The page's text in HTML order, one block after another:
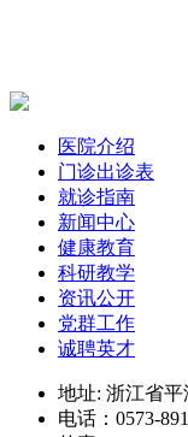
医院介绍
门诊出诊表
就诊指南
新闻中心
健康教育
科研教学
资讯公开
党群工作
诚聘英才
地址: 浙江省
电话：0573-